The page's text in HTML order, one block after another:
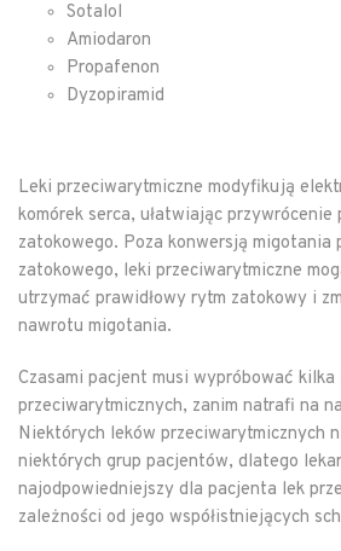
Sotalol
Amiodaron
Propafenon
Dyzopiramid
Leki przeciwarytmiczne modyfikują
komórek serca, ułatwiając przywrócenie
zatokowego. Poza konwersją migotania
zatokowego, leki przeciwarytmiczne
utrzymać prawidłowy rytm zatokowy i
nawrotu migotania.
Czasami pacjent musi wypróbować kilka
przeciwarytmicznych, zanim natrafi na
Niektórych leków przeciwarytmicznych
niektórych grup pacjentów, dlatego
najodpowiedniejszy dla pacjenta lek
zależności od jego współistniejących